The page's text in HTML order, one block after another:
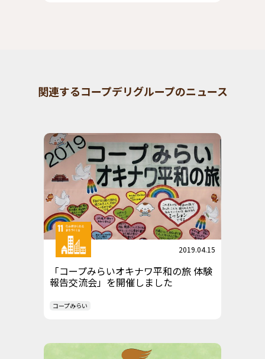
関連するコープデリグループのニュース
2019.04.15
「コープみらいオキナワ平和の旅 体験
報告交流会」を開催しました
コープみらい